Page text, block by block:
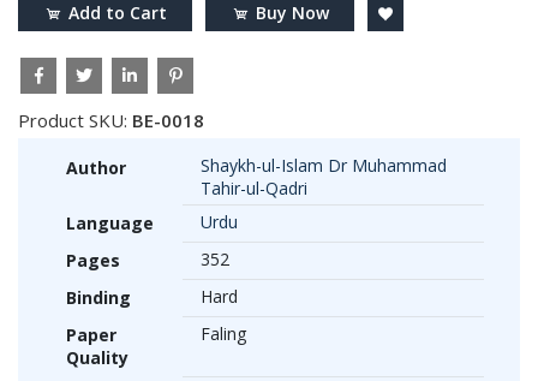
Add to Cart Buy Now
Product SKU: BE-0018
Author
Shaykh-ul-Islam Dr Muhammad
Tahir-ul-Qadri
Language
Urdu
Pages
352
Binding
Hard
Paper
Quality
Faling